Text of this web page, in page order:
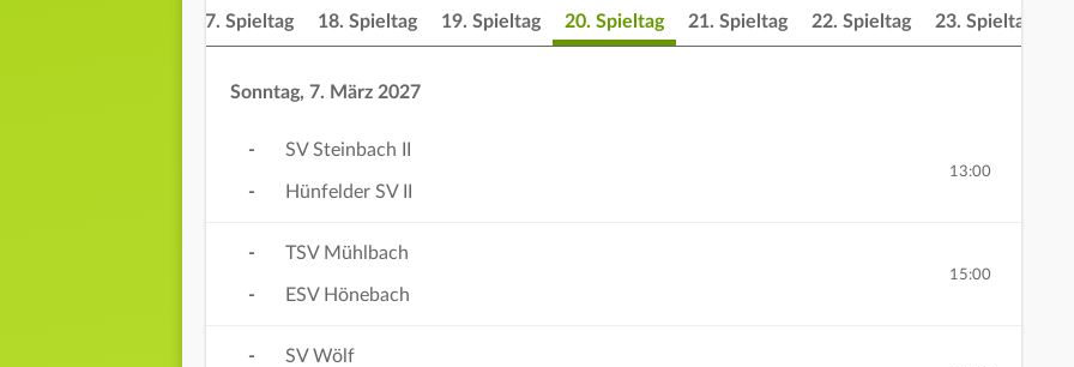
17. Spieltag 18. Spieltag 19. Spieltag 20. Spieltag 21. Spieltag 22. Spieltag 23. Spieltag
Sonntag, 7. März 2027
-
-
SV Steinbach II
Hünfelder SV II
13:00
-
-
TSV Mühlbach
ESV Hönebach
15:00
- SV Wölf